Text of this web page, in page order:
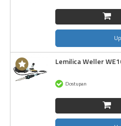
Lemilica Weller
Dostupan